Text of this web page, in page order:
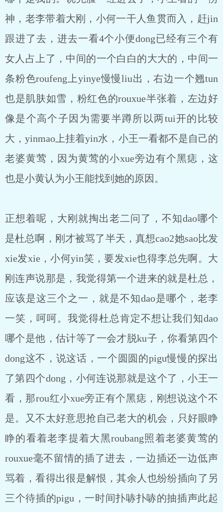
神，老李带着大刚，小何一干人鱼贯而入，赶jin
跟进了去，进去一看4个小便dong已经有三个有
女人占上了，中间的一个白白的大大的，中间一
条粉色roufeng上yinye慢慢liu出，右边一个翘tun
也是肌肤如雪，粉红色的rouxue半张着，左边好
像是个高个子因为需要半蹲所以两tui开的比较
大，yinmao上挂着yin水，小王一看都不是自己的
老婆黄莺，因为黄莺的小xue旁边有个黑痣，这
也是小黄认为小王能找到她的原因。
正想着呢，大刚就掏出老二问了，不知dao哪个
是杜总啊，刚才被骂了半天，真想cao2她sao比发
xie发xie，小何yin笑，要发xie也得李总先啊。大
刚连声说那是，我觉得第一个进来的就是杜总，
应该是这三个之一，就是不知dao是哪个，老李
一笑，呵呵。我觉得杜总肯定不想让我们知dao
哪个是他，估计等了一会才脱ku子，你看第四个
dong这不，说这话，一个圆圆的pigu慢慢的探出
了第四个dong，小何连说那就是这个了，小王一
看，那rou红小xue旁正有个黑痣，刚想说这个不
是。又不太好意思抢自己老大的机会，只好眼睁
睁的看着老李提着大黑roubang照着老婆黄莺的
rouxue毫不留情的插了进去，一边插还一边低声
骂着，看得出很是解恨，其余人也纷纷插向了另
三个待插的pigu，一时间扑哧扑哧的抽插声此起